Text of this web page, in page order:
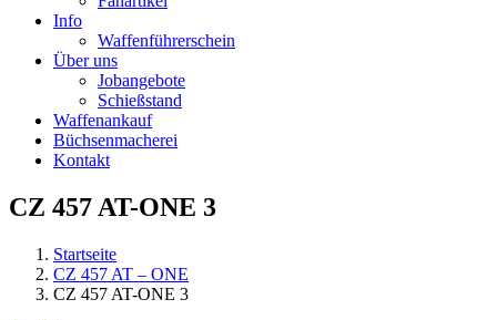
Info
Waffenführerschein
Über uns
Jobangebote
Schießstand
Waffenankauf
Büchsenmacherei
Kontakt
CZ 457 AT-ONE 3
Startseite
CZ 457 AT – ONE
CZ 457 AT-ONE 3